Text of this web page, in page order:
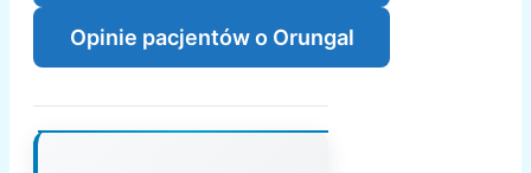
Opinie pacjentów o Orungal